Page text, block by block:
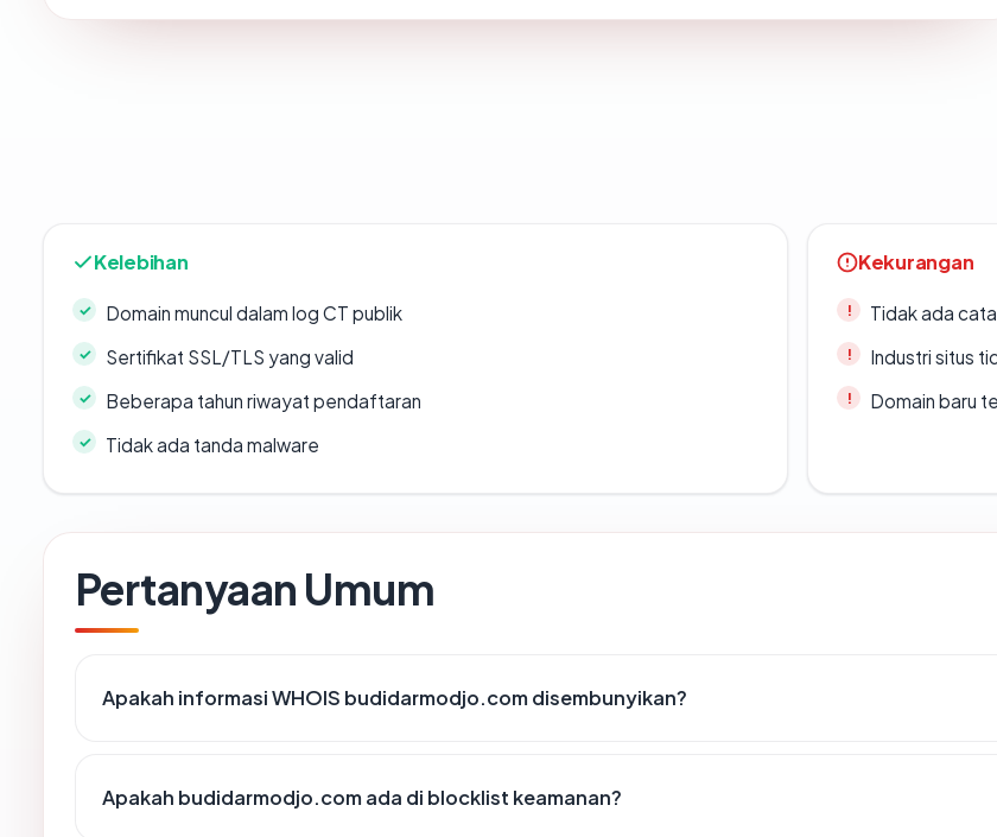
Kelebihan
Domain muncul dalam log CT publik
Sertifikat SSL/TLS yang valid
Beberapa tahun riwayat pendaftaran
Tidak ada tanda malware
Kekurangan
Tidak ada
Industri situs
Domain baru
Pertanyaan Umum
Apakah informasi WHOIS budidarmodjo.com disembunyikan?
Apakah budidarmodjo.com ada di blocklist keamanan?